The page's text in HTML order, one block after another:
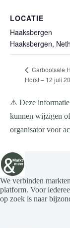
LOCATIE
Haaksbergen
Haaksbergen,
Carbootsale
Horst – 12 juli
⚠️ Deze informatie
kunnen wijzigen
organisator voor
We verbinden
platform. Voor
op zoek is naar